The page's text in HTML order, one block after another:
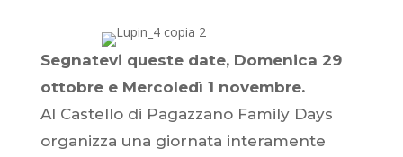
Segnatevi queste date, Domenica 29
ottobre e Mercoledì 1 novembre.
Al Castello di Pagazzano Family Days
organizza una giornata interamente